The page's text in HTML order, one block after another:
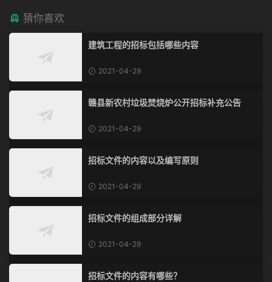
猜你喜欢
建筑工程的招标包括哪些内容
2021-04-29
赣县新农村垃圾焚烧炉公开招标补充公告
2021-04-29
招标文件的内容以及编写原则
2021-04-29
招标文件的组成部分详解
2021-04-29
招标文件的内容有哪些？